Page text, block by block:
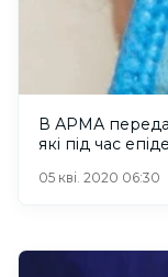
В АРМА
які під час
05 кві. 2020 06:30